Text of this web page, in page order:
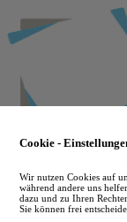
to
main
Cookie -
Wir nutzen Cookies auf
während andere uns
dazu und zu Ihren
Sie können frei